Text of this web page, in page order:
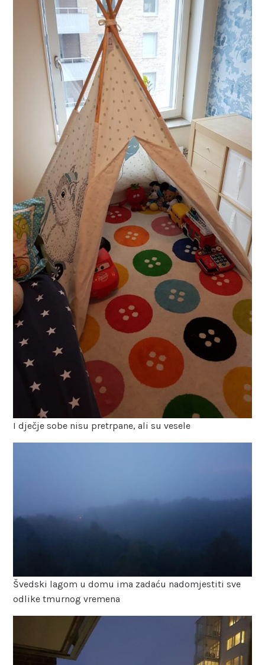
I dječje sobe nisu pretrpane, ali su vesele
Švedski lagom u domu ima zadaću nadomjestiti sve
odlike tmurnog vremena